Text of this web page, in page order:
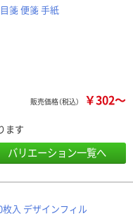
箋 便箋 手紙
販売価格（税込） ￥302～
ます
バリエーション一覧へ
入 デザインフィル